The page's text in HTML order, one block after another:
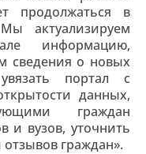
продолжаться в
актуализируем
информацию,
сведения о новых
портал с
данных,
граждан
и вузов, уточнить
граждан».